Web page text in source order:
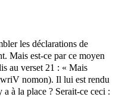
les déclarations de
Mais est-ce par ce moyen
au verset 21 : « Mais
nomon). Il lui est rendu
à la place ? Serait-ce ceci :